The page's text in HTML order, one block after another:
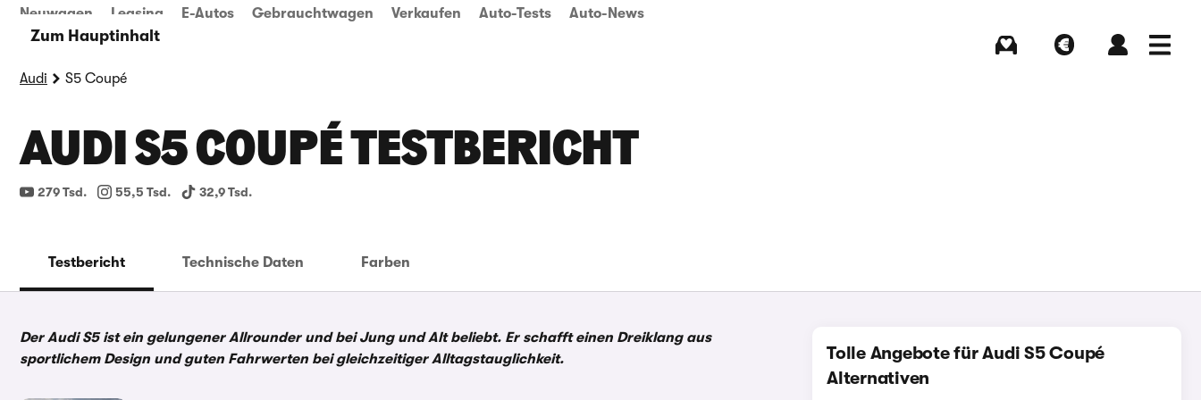
Zum Hauptinhalt
Neuwagen Leasing E-Autos Gebrauchtwagen Verkaufen Auto-Tests Auto-News
Audi S5 Coupé
AUDI S5 COUPÉ TESTBERICHT
279 Tsd. 55,5 Tsd. 32,9 Tsd.
Testbericht Technische Daten Farben
Der Audi S5 ist ein gelungener Allrounder und bei Jung und Alt beliebt. Er schafft einen Dreiklang aus
sportlichem Design und guten Fahrwerten bei gleichzeitiger Alltagstauglichkeit.
Tolle Angebote für Audi S5 Coupé
Alternativen